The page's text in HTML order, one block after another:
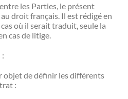
les Parties, le présent
droit français. Il est rédigé en
où il serait traduit, seule la
cas de litige.
objet de définir les différents
: